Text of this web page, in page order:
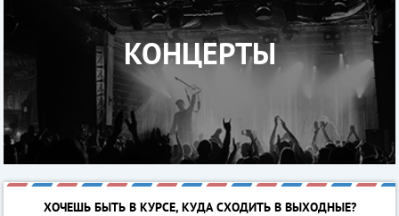
КОНЦЕРТЫ
ХОЧЕШЬ БЫТЬ В КУРСЕ, КУДА СХОДИТЬ В ВЫХОДНЫЕ?